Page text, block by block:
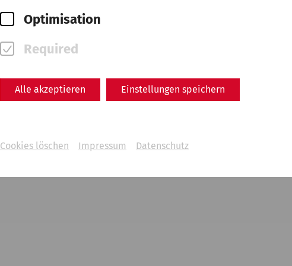
Optimisation
Required
Alle akzeptieren Einstellungen speichern
Cookies löschen Impressum Datenschutz